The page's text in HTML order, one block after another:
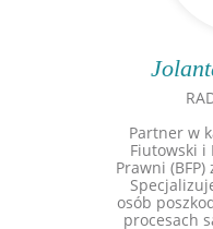
Partner w
Fiutowski i
Prawni
osób
procesach